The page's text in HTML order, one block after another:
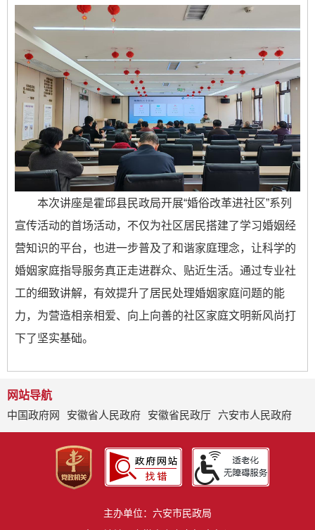
本次讲座是霍邱县民政局开展“婚俗改革进社区”系列
宣传活动的首场活动，不仅为社区居民搭建了学习婚姻经
营知识的平台，也进一步普及了和谐家庭理念，让科学的
婚姻家庭指导服务真正走进群众、贴近生活。通过专业社
工的细致讲解，有效提升了居民处理婚姻家庭问题的能
力，为营造相亲相爱、向上向善的社区家庭文明新风尚打
下了坚实基础。
网站导航
中国政府网
安徽省人民政府 安徽省民政厅 六安市人民政府
主办单位：六安市民政局